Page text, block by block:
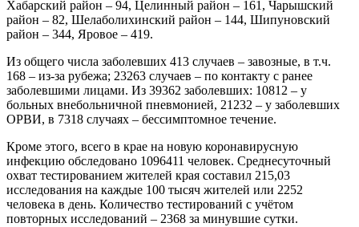
Хабарский район – 94, Целинный район – 161, Чарышский
район – 82, Шелаболихинский район – 144, Шипуновский
район – 344, Яровое – 419.
Из общего числа заболевших 413 случаев – завозные, в т.ч.
168 – из-за рубежа; 23263 случаев – по контакту с ранее
заболевшими лицами. Из 39362 заболевших: 10812 – у
больных внебольничной пневмонией, 21232 – у заболевших
ОРВИ, в 7318 случаях – бессимптомное течение.
Кроме этого, всего в крае на новую коронавирусную
инфекцию обследовано 1096411 человек. Среднесуточный
охват тестированием жителей края составил 215,03
исследования на каждые 100 тысяч жителей или 2252
человека в день. Количество тестирований с учётом
повторных исследований – 2368 за минувшие сутки.